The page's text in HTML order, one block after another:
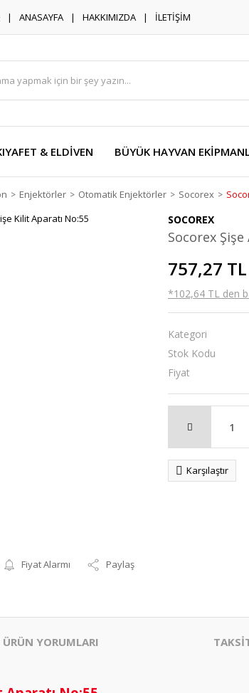
ANASAYFA HAKKIMIZDA İLETİŞİM
& ELDİVEN BÜYÜK HAYVAN
Enjektörler Otomatik Enjektörler Socorex
Fiyat Alarmı Paylaş
SOCOREX
Socorex
757,27 TL
*102,64 TL den
Kategori
Stok Kodu
Fiyat
Karşılaştır
ÜRÜN YORUMLARI